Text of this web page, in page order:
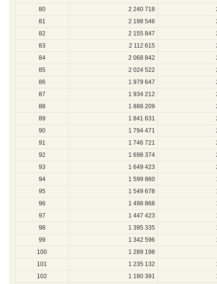
80
2 240 718
81
2 198 546
82
2 155 847
83
2 112 615
84
2 068 842
85
2 024 522
86
1 979 647
87
1 934 212
88
1 888 209
89
1 841 631
90
1 794 471
91
1 746 721
92
1 698 374
93
1 649 423
94
1 599 860
95
1 549 678
96
1 498 868
97
1 447 423
98
1 395 335
99
1 342 596
100
1 289 198
101
1 235 132
102
1 180 391